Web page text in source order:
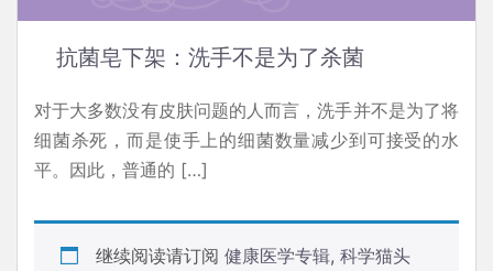
抗菌皂下架：洗手不是为了杀菌
对于大多数没有皮肤问题的人而言，洗手并不是为了将
细菌杀死，而是使手上的细菌数量减少到可接受的水
平。因此，普通的 […]
继续阅读请订阅 健康医学专辑, 科学猫头